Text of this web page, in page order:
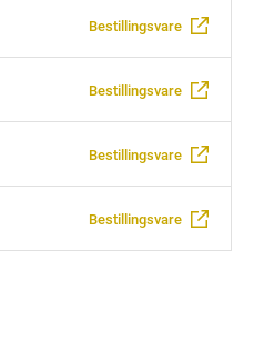
Bestillingsvare
Bestillingsvare
Bestillingsvare
Bestillingsvare